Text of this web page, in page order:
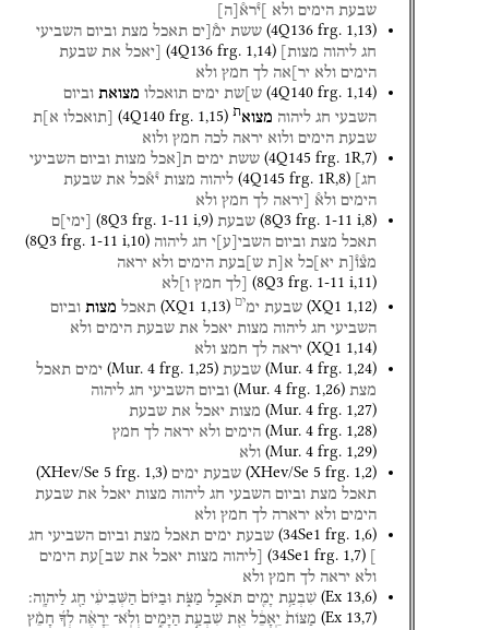
שבעת הימים ולא ]י֯רא֯ ה
(4Q136 frg. 1,13) ששת ימ֯[ים תאכל מצת וביום השביעי
חג ליהוה מצות] (4Q136 frg. 1,14) [יאכל את שבעת
הימים ולא יר]אה לך חמץ ולא
(4Q140 frg. 1,14) ש]שת ימים תואכלו מצואת וביום
השבעי חג ליהוה מצואת (4Q140 frg. 1,15) [תואכלו א]ת
שבעת הימים ולוא יראה לכה חמץ ולוא
(4Q145 frg. 1R,7) ששת ימים ת[אכל מצות וביום השביעי
חג]
(4Q145 frg. 1R,8) ליהוה מצות י֯א֯כל את שבעת
הימים ולא֯ [יראה לך חמץ ולא
(8Q3 frg. 1-11 i,8) שבעת (8Q3 frg. 1-11 i,9) ימי ם
תאכל מצת וביום השבי ע י חג ליהוה (8Q3 frg. 1-11 i,10)
מצ֯ו֯[ת יא]כל א[ת ש]בעת הימים ולא יראה
(8Q3 frg. 1-11 i,11) [לך חמץ ו]לא
(XQ1 1,12) שבעת ימים (XQ1 1,13) תאכל מצות וביום
השביעי חג ליהוה מצות יאכל את שבעת הימים ולא
(XQ1 1,14) יראה לך חמצ ולא
(Mur. 4 frg. 1,24) שבעת (Mur. 4 frg. 1,25) ימים תאכל
מצת
(Mur. 4 frg. 1,26) וביום השביעי חג ליהוה
(Mur. 4 frg. 1,27) מצות יאכל את שבעת
(Mur. 4 frg. 1,28) הימים ולא יראה לך חמץ
(Mur. 4 frg. 1,29) ולא
(XHev/Se 5 frg. 1,2) שבעת ימים (XHev/Se 5 frg. 1,3)
תאכל מצת וביום השבעי חג ליהוה מצות יאכל את שבעת
הימים ולא ירארה לך חמץ ולא
(34Se1 frg. 1,6) שבעת ימים תאכל מצת וביום השביעי חג
(34Se1 frg. 1,7) [ליהוה מצות יאכל את שב]עת הימים
ולא יראה לך חמץ ולא
(Ex 13,6) שִׁבְעַ֥ת יָמִ֖ים תֹּאכַ֣ל מַצֹּ֑ת וּבַיּוֹם֙ הַשְּׁבִיעִ֔י חַ֖ג לַיהוָֽה׃
(Ex 13,7) מַצּוֹת֙ יֵֽאָכֵ֔ל אֵ֖ת שִׁבְעַ֣ת הַיָּמִ֑ים וְלֹֽא־ יֵרָאֶ֨ה לְךָ֜ חָמֵ֗ץ